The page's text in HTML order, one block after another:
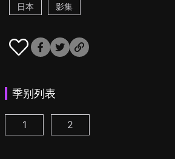
日本 影集
季别列表
25时，赤坂见 第1集
1 25时，赤坂见 第2季 第1集
2